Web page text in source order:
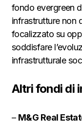
fondo evergreen
infrastrutture non
focalizzato su
soddisfare
infrastrutturale
Altri fondi di
– M&G Real